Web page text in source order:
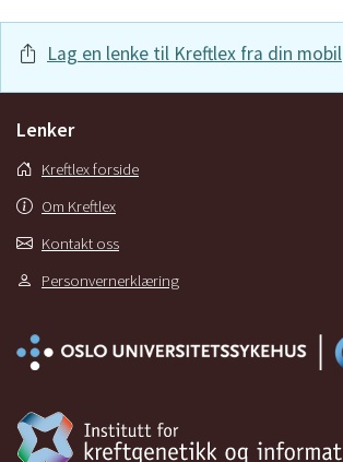
Lag en lenke til Kreftlex fra din mobil
Lenker
Kreftlex forside
Om Kreftlex
Kontakt oss
Personvernerklæring